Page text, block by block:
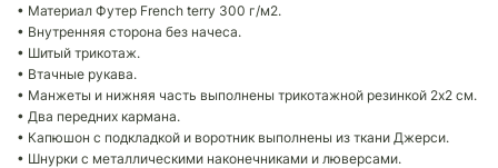
• Материал Футер French terry 300 г/м2.
• Внутренняя сторона без начеса.
• Шитый трикотаж.
• Втачные рукава.
• Манжеты и нижняя часть выполнены трикотажной резинкой 2x2 см.
• Два передних кармана.
• Капюшон с подкладкой и воротник выполнены из ткани Джерси.
• Шнурки с металлическими наконечниками и люверсами.